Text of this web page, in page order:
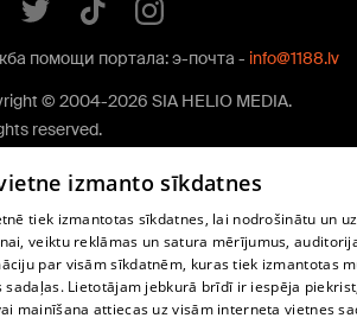
помощи портала: э-почта - info@1188.lv
© 2004-2026 SIA HELIO MEDIA.
reserved.
izmanto sīkdatnes
tiek izmantotas sīkdatnes, lai nodrošinātu un
veiktu reklāmas un satura mērījumus,
par visām sīkdatnēm, kuras tiek izmantotas
sadaļas. Lietotājam jebkurā brīdī ir iespēja
mainīšana attiecas uz visām interneta vietnes